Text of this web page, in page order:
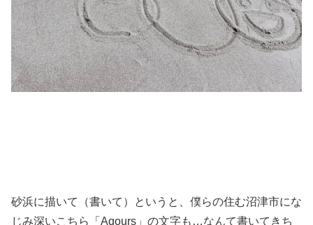
砂浜に描いて（書いて）というと、僕らの住む沼津市にな
じみ深いこちら「Aqours」の文字も…なんて書いてきち